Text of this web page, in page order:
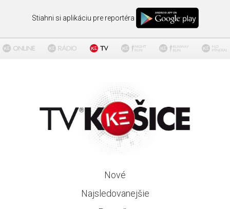
Stiahni si aplikáciu pre reportéra
Nové
Najsledovanejšie